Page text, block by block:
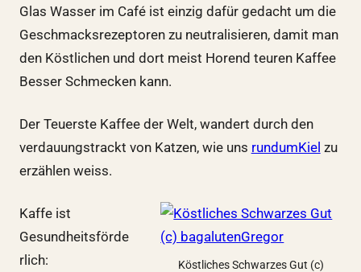
Glas Wasser im Café ist einzig dafür gedacht um die
Geschmacksrezeptoren zu neutralisieren, damit man
den Köstlichen und dort meist Horend teuren Kaffee
Besser Schmecken kann.
Der Teuerste Kaffee der Welt, wandert durch den
verdauungstrackt von Katzen, wie uns rundumKiel zu
erzählen weiss.
Köstliches Schwarzes Gut (c)
Kaffe ist
Gesundheitsförde
rlich: